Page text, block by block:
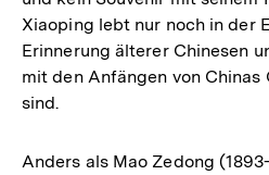
Xiaoping lebt nur noch in der
Erinnerung älterer Chinesen
mit den Anfängen von
sind.
Anders als Mao Zedong